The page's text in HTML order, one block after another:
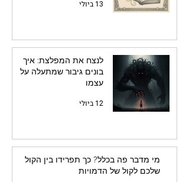
13 ביולי
לנצח את המפלצת: איך
בונים גיבור שמתעלה על
עצמו
12 ביולי
מי מדבר פה בכלל? כך תפרידו בין הקול
שלכם לקול של הדמויות